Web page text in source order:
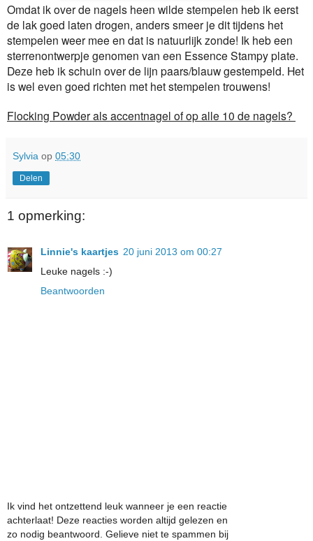
Omdat ik over de nagels heen wilde stempelen heb ik eerst
de lak goed laten drogen, anders smeer je dit tijdens het
stempelen weer mee en dat is natuurlijk zonde! Ik heb een
sterrenontwerpje genomen van een Essence Stampy plate.
Deze heb ik schuin over de lijn paars/blauw gestempeld. Het
is wel even goed richten met het stempelen trouwens!
Flocking Powder als accentnagel of op alle 10 de nagels?
Sylvia op 05:30
Delen
1 opmerking:
Linnie's kaartjes 20 juni 2013 om 00:27
Leuke nagels :-)
Beantwoorden
Ik vind het ontzettend leuk wanneer je een reactie
achterlaat! Deze reacties worden altijd gelezen en
zo nodig beantwoord. Gelieve niet te spammen bij